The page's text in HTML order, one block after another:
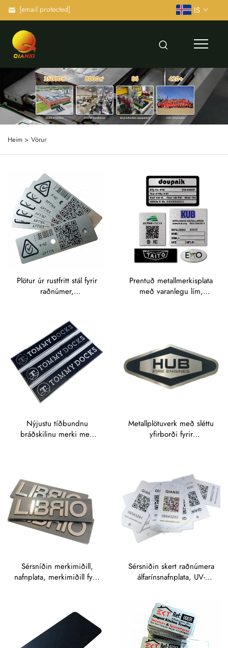
[email protected] IS
Heim > Vörur
Plötur úr rustfritt stál fyrir
raðnúmer,
metallmerkisstiklur með
strikamerkjum,
merkisplötur úr álúmíníum
fyrir eignir
Prentuð metallmerkisplata
með varanlegu lím,
merkisplötur úr rustfritt
stál
Nýjustu tíðbundnu
bráðskilinu merki með
Metallplötuverk með sléttu
yfirborði fyrir
með ljasergravingu,
anódísuð
álúmíníumerkiskort,
merkiskort með lím
Sérsníðin merkimiðill,
nafnplata, merkimiðill fyrir
merkimiðill fyrir
tómmerki, leger úr sink
og járni, brúsuduð
metallnafnplata
Sérsniðin skert raðnúmera
álfarínsnafnplata, UV-
úr málm, hædd
merkisplata